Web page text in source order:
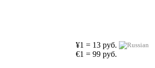
¥1 = 13 руб.
€1 = 99 руб.